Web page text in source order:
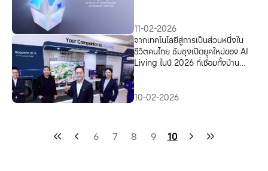
11-02-2026
จากเทคโนโลยีสู่การเป็นส่วนหนึ่งใน
ชีวิตคนไทย ซัมซุงเปิดยุคใหม่ของ AI
Living ในปี 2026 ที่เชื่อมทั้งบ้าน
10-02-2026
6 7 8 9 10